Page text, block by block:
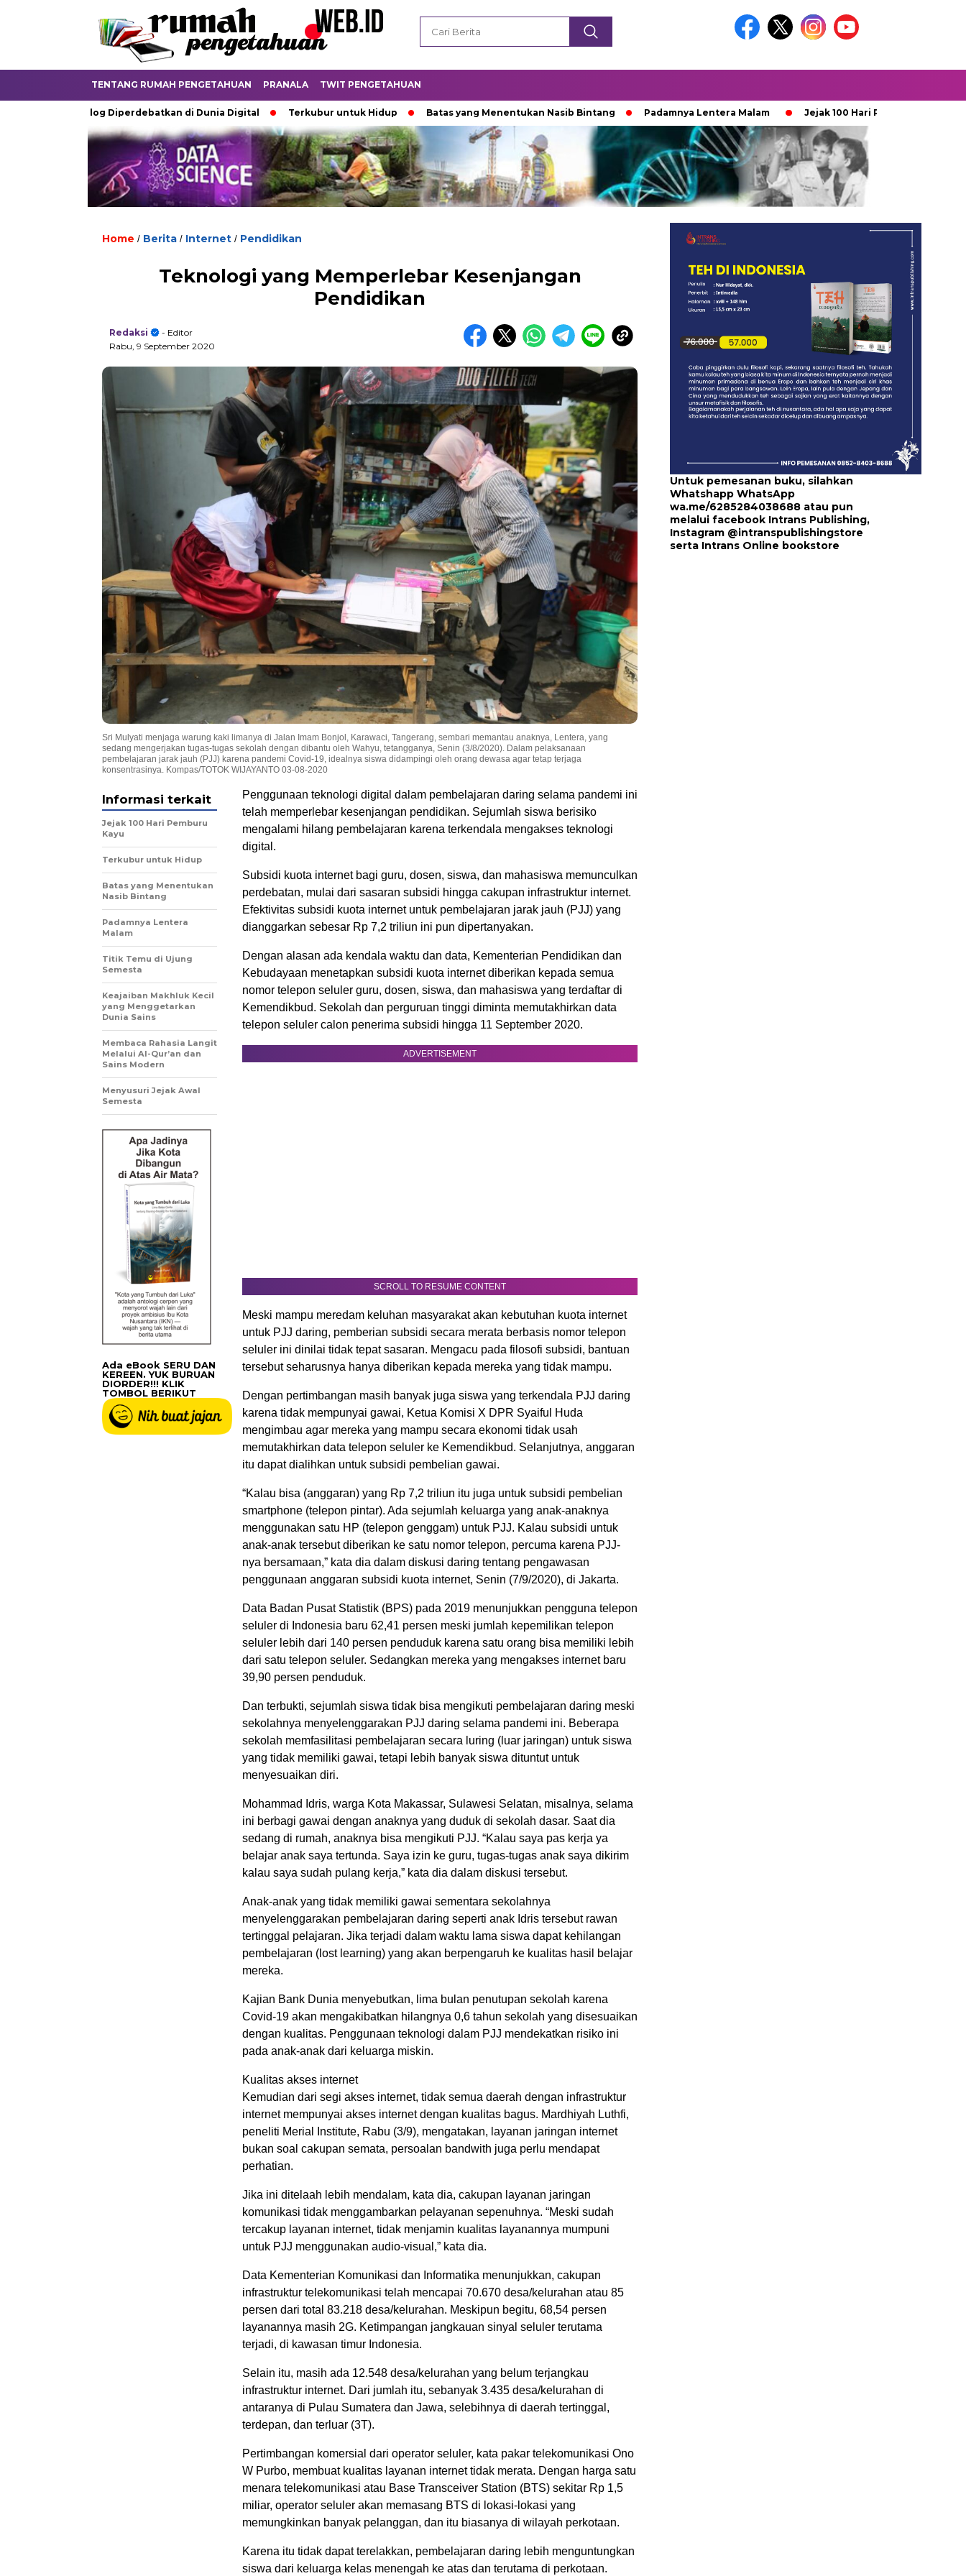
TENTANG RUMAH PENGETAHUAN PRANALA TWIT PENGETAHUAN
Analog Diperdebatkan di Dunia Digital Terkubur untuk Hidup Batas yang Menentukan Nasib Bintang Padamnya Lentera Malam Jejak 100 Hari Pemburu Kayu
Home / Berita / Internet / Pendidikan
Teknologi yang Memperlebar Kesenjangan
Pendidikan
Redaksi
- Editor
Rabu, 9 September 2020
Sri Mulyati menjaga warung kaki limanya di Jalan Imam Bonjol, Karawaci, Tangerang, sembari memantau anaknya, Lentera, yang
sedang mengerjakan tugas-tugas sekolah dengan dibantu oleh Wahyu, tetangganya, Senin (3/8/2020). Dalam pelaksanaan
pembelajaran jarak jauh (PJJ) karena pandemi Covid-19, idealnya siswa didampingi oleh orang dewasa agar tetap terjaga
konsentrasinya. Kompas/TOTOK WIJAYANTO 03-08-2020
Penggunaan teknologi digital dalam pembelajaran daring selama pandemi ini
telah memperlebar kesenjangan pendidikan. Sejumlah siswa berisiko
mengalami hilang pembelajaran karena terkendala mengakses teknologi
digital.
Subsidi kuota internet bagi guru, dosen, siswa, dan mahasiswa memunculkan
perdebatan, mulai dari sasaran subsidi hingga cakupan infrastruktur internet.
Efektivitas subsidi kuota internet untuk pembelajaran jarak jauh (PJJ) yang
dianggarkan sebesar Rp 7,2 triliun ini pun dipertanyakan.
Dengan alasan ada kendala waktu dan data, Kementerian Pendidikan dan
Kebudayaan menetapkan subsidi kuota internet diberikan kepada semua
nomor telepon seluler guru, dosen, siswa, dan mahasiswa yang terdaftar di
Kemendikbud. Sekolah dan perguruan tinggi diminta memutakhirkan data
telepon seluler calon penerima subsidi hingga 11 September 2020.
ADVERTISEMENT
SCROLL TO RESUME CONTENT
Meski mampu meredam keluhan masyarakat akan kebutuhan kuota internet
untuk PJJ daring, pemberian subsidi secara merata berbasis nomor telepon
seluler ini dinilai tidak tepat sasaran. Mengacu pada filosofi subsidi, bantuan
tersebut seharusnya hanya diberikan kepada mereka yang tidak mampu.
Dengan pertimbangan masih banyak juga siswa yang terkendala PJJ daring
karena tidak mempunyai gawai, Ketua Komisi X DPR Syaiful Huda
mengimbau agar mereka yang mampu secara ekonomi tidak usah
memutakhirkan data telepon seluler ke Kemendikbud. Selanjutnya, anggaran
itu dapat dialihkan untuk subsidi pembelian gawai.
“Kalau bisa (anggaran) yang Rp 7,2 triliun itu juga untuk subsidi pembelian
smartphone (telepon pintar). Ada sejumlah keluarga yang anak-anaknya
menggunakan satu HP (telepon genggam) untuk PJJ. Kalau subsidi untuk
anak-anak tersebut diberikan ke satu nomor telepon, percuma karena PJJ-
nya bersamaan,” kata dia dalam diskusi daring tentang pengawasan
penggunaan anggaran subsidi kuota internet, Senin (7/9/2020), di Jakarta.
Data Badan Pusat Statistik (BPS) pada 2019 menunjukkan pengguna telepon
seluler di Indonesia baru 62,41 persen meski jumlah kepemilikan telepon
seluler lebih dari 140 persen penduduk karena satu orang bisa memiliki lebih
dari satu telepon seluler. Sedangkan mereka yang mengakses internet baru
39,90 persen penduduk.
Dan terbukti, sejumlah siswa tidak bisa mengikuti pembelajaran daring meski
sekolahnya menyelenggarakan PJJ daring selama pandemi ini. Beberapa
sekolah memfasilitasi pembelajaran secara luring (luar jaringan) untuk siswa
yang tidak memiliki gawai, tetapi lebih banyak siswa dituntut untuk
menyesuaikan diri.
Mohammad Idris, warga Kota Makassar, Sulawesi Selatan, misalnya, selama
ini berbagi gawai dengan anaknya yang duduk di sekolah dasar. Saat dia
sedang di rumah, anaknya bisa mengikuti PJJ. “Kalau saya pas kerja ya
belajar anak saya tertunda. Saya izin ke guru, tugas-tugas anak saya dikirim
kalau saya sudah pulang kerja,” kata dia dalam diskusi tersebut.
Anak-anak yang tidak memiliki gawai sementara sekolahnya
menyelenggarakan pembelajaran daring seperti anak Idris tersebut rawan
tertinggal pelajaran. Jika terjadi dalam waktu lama siswa dapat kehilangan
pembelajaran (lost learning) yang akan berpengaruh ke kualitas hasil belajar
mereka.
Kajian Bank Dunia menyebutkan, lima bulan penutupan sekolah karena
Covid-19 akan mengakibatkan hilangnya 0,6 tahun sekolah yang disesuaikan
dengan kualitas. Penggunaan teknologi dalam PJJ mendekatkan risiko ini
pada anak-anak dari keluarga miskin.
Kualitas akses internet
Kemudian dari segi akses internet, tidak semua daerah dengan infrastruktur
internet mempunyai akses internet dengan kualitas bagus. Mardhiyah Luthfi,
peneliti Merial Institute, Rabu (3/9), mengatakan, layanan jaringan internet
bukan soal cakupan semata, persoalan bandwith juga perlu mendapat
perhatian.
Jika ini ditelaah lebih mendalam, kata dia, cakupan layanan jaringan
komunikasi tidak menggambarkan pelayanan sepenuhnya. “Meski sudah
tercakup layanan internet, tidak menjamin kualitas layanannya mumpuni
untuk PJJ menggunakan audio-visual,” kata dia.
Data Kementerian Komunikasi dan Informatika menunjukkan, cakupan
infrastruktur telekomunikasi telah mencapai 70.670 desa/kelurahan atau 85
persen dari total 83.218 desa/kelurahan. Meskipun begitu, 68,54 persen
layanannya masih 2G. Ketimpangan jangkauan sinyal seluler terutama
terjadi, di kawasan timur Indonesia.
Selain itu, masih ada 12.548 desa/kelurahan yang belum terjangkau
infrastruktur internet. Dari jumlah itu, sebanyak 3.435 desa/kelurahan di
antaranya di Pulau Sumatera dan Jawa, selebihnya di daerah tertinggal,
terdepan, dan terluar (3T).
Pertimbangan komersial dari operator seluler, kata pakar telekomunikasi Ono
W Purbo, membuat kualitas layanan internet tidak merata. Dengan harga satu
menara telekomunikasi atau Base Transceiver Station (BTS) sekitar Rp 1,5
miliar, operator seluler akan memasang BTS di lokasi-lokasi yang
memungkinkan banyak pelanggan, dan itu biasanya di wilayah perkotaan.
Karena itu tidak dapat terelakkan, pembelajaran daring lebih menguntungkan
siswa dari keluarga kelas menengah ke atas dan terutama di perkotaan.
Informasi terkait
Jejak 100 Hari Pemburu
Kayu
Terkubur untuk Hidup
Batas yang Menentukan
Nasib Bintang
Padamnya Lentera
Malam
Titik Temu di Ujung
Semesta
Keajaiban Makhluk Kecil
yang Menggetarkan
Dunia Sains
Membaca Rahasia Langit
Melalui Al-Qur’an dan
Sains Modern
Menyusuri Jejak Awal
Semesta
Ada eBook SERU DAN
KEREEN. YUK BURUAN
DIORDER!!! KLIK
TOMBOL BERIKUT
Untuk pemesanan buku, silahkan
Whatshapp WhatsApp
wa.me/6285284038688 atau pun
melalui facebook Intrans Publishing,
Instagram @intranspublishingstore
serta Intrans Online bookstore